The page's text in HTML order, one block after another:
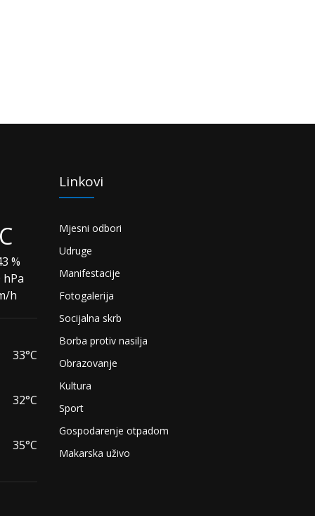
%
h
33°C
32°C
35°C
Linkovi
Mjesni odbori
Udruge
Manifestacije
Fotogalerija
Socijalna skrb
Borba protiv nasilja
Obrazovanje
Kultura
Sport
Gospodarenje otpadom
Makarska uživo